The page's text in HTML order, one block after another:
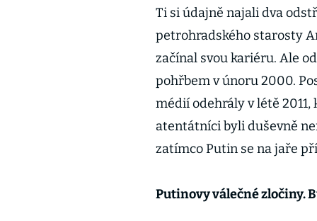
Ti si údajně najali dva
petrohradského starosty
začínal svou kariéru. Ale
pohřbem v únoru 2000.
médií odehrály v létě
atentátníci byli duševně
zatímco Putin se na jaře
Putinovy válečné zločiny.